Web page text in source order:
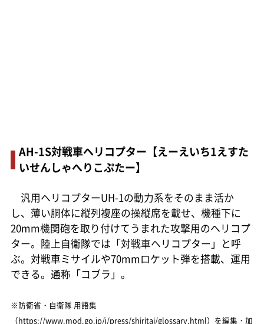
AH-1S対戦車ヘリコプター【えーえいち1えすた
いせんしゃへりこぷたー】
汎用ヘリコプターUH-1の動力系をそのまま活か
し、薄い胴体に縦列複座の操縦席を載せ、機種下に
20mm機関砲を取り付けてうまれた攻撃用のヘリコプ
ター。陸上自衛隊では「対戦車ヘリコプター」と呼
ぶ。対戦車ミサイルや70mmロケット弾を搭載、運用
できる。通称「コブラ」。
※防衛省・自衛隊 用語集
（https://www.mod.go.jp/j/press/shiritai/glossary.html）を編集・加